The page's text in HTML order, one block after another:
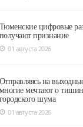
Тюменские цифровые
получают признание
01 августа 2026
Отправляясь на
многие мечтают о
городского шума
01 августа 2026